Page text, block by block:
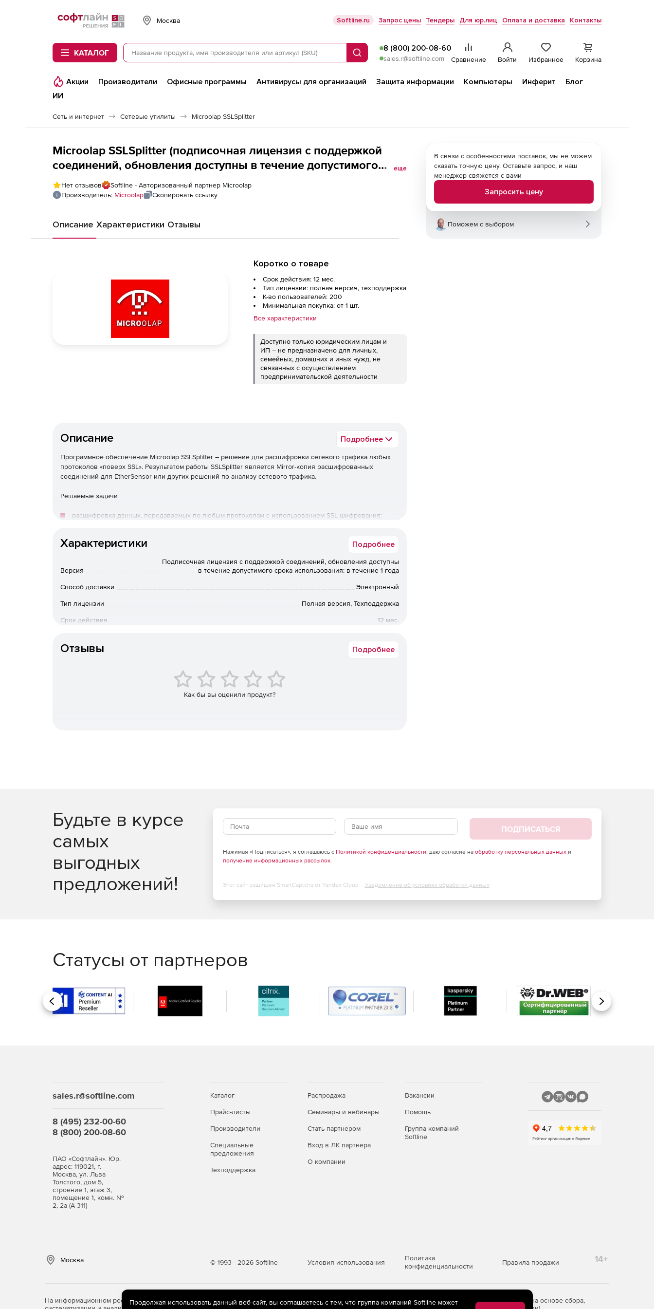
Softline
Москва Softline.ru Запрос цены Тендеры Для юр.лиц Оплата и доставка Контакты
КАТАЛОГ Поиск
8 (800) 200-08-60
sales.r@softline.com Сравнение Войти Избранное Корзина
Акции Производители Офисные программы Антивирусы для организаций Защита информации Компьютеры Инферит
Блог
ИИ
Сеть и интернет Сетевые утилиты Microolap SSLSplitter
Microolap SSLSplitter (подписочная лицензия с поддержкой
соединений, обновления доступны в течение допустимого
срока использования: в течение 1 года), 3 000 одновременных
соединений (200 пользователей)
еще
Нет отзывов
Softline - Авторизованный партнер Microolap
Производитель: Microolap Скопировать ссылку
Описание Характеристики Отзывы
Коротко о товаре
Срок действия: 12 мес.
Тип лицензии: полная версия, техподдержка
К-во пользователей: 200
Минимальная покупка: от 1 шт.
Все характеристики
Доступно только юридическим лицам и
ИП – не предназначено для личных,
семейных, домашних и иных нужд, не
связанных с осуществлением
предпринимательской деятельности
Описание Подробнее
Программное обеспечение Microolap SSLSplitter – решение для расшифровки сетевого трафика любых
протоколов «поверх SSL». Результатом работы SSLSplitter является Mirror-копия расшифрованных
соединений для EtherSensor или других решений по анализу сетевого трафика.
Решаемые задачи
расшифровка данных, передаваемых по любым протоколам с использованием SSL-шифрования;
корпоративная и внешняя электронная почта (IMAP4S, SMTPS, POP3S, NRPC);
передача файлов и облачные сервисы (Google Drive, Яндекс.Диск, iCloud, файлообменники, CRM,
отказоустойчивость, масштабирование, балансировка нагрузки;
работа в прозрачном или полупрозрачном режиме.
Характеристики Подробнее
Версия
Подписочная лицензия с поддержкой соединений, обновления доступны
в течение допустимого срока использования: в течение 1 года
Способ доставки Электронный
Тип лицензии Полная версия, Техподдержка
Срок действия 12 мес.
Отзывы Подробнее
Как бы вы оценили продукт?
В связи с особенностями поставок, мы не можем
сказать точную цену. Оставьте запрос, и наш
менеджер свяжется с вами
Запросить цену
Поможем с выбором
Будьте в курсе
самых
выгодных
предложений!
ПОДПИСАТЬСЯ
Нажимая «Подписаться», я соглашаюсь с Политикой конфиденциальности, даю согласие на обработку персональных данныхи
получение информационных рассылок.
Этот сайт защищен SmartCaptcha от Yandex Cloud - Уведомление об условиях обработки данных
Статусы от партнеров
Назад Вперед
sales.r@softline.com
8 (495) 232-00-60
8 (800) 200-08-60
ПАО «Софтлайн». Юр.
адрес: 119021, г.
Москва, ул. Льва
Толстого, дом 5,
строение 1, этаж 3,
помещение 1, комн. №
2, 2а (А-311)
Каталог
Прайс-листы
Производители
Специальные
предложения
Техподдержка
Распродажа
Семинары и вебинары
Стать партнером
Вход в ЛК партнера
О компании
Вакансии
Помощь
Группа компаний
Softline
Москва © 1993—2026 Softline Условия использования
Политика
конфиденциальности
Правила продажи 14+
На информационном ресурсе store.softline.ru применяютсярекомендательные технологии(информационные технологии предоставления информации на основе сбора,
Продолжая использовать данный веб-сайт, вы соглашаетесь с тем, что группа компаний Softline может